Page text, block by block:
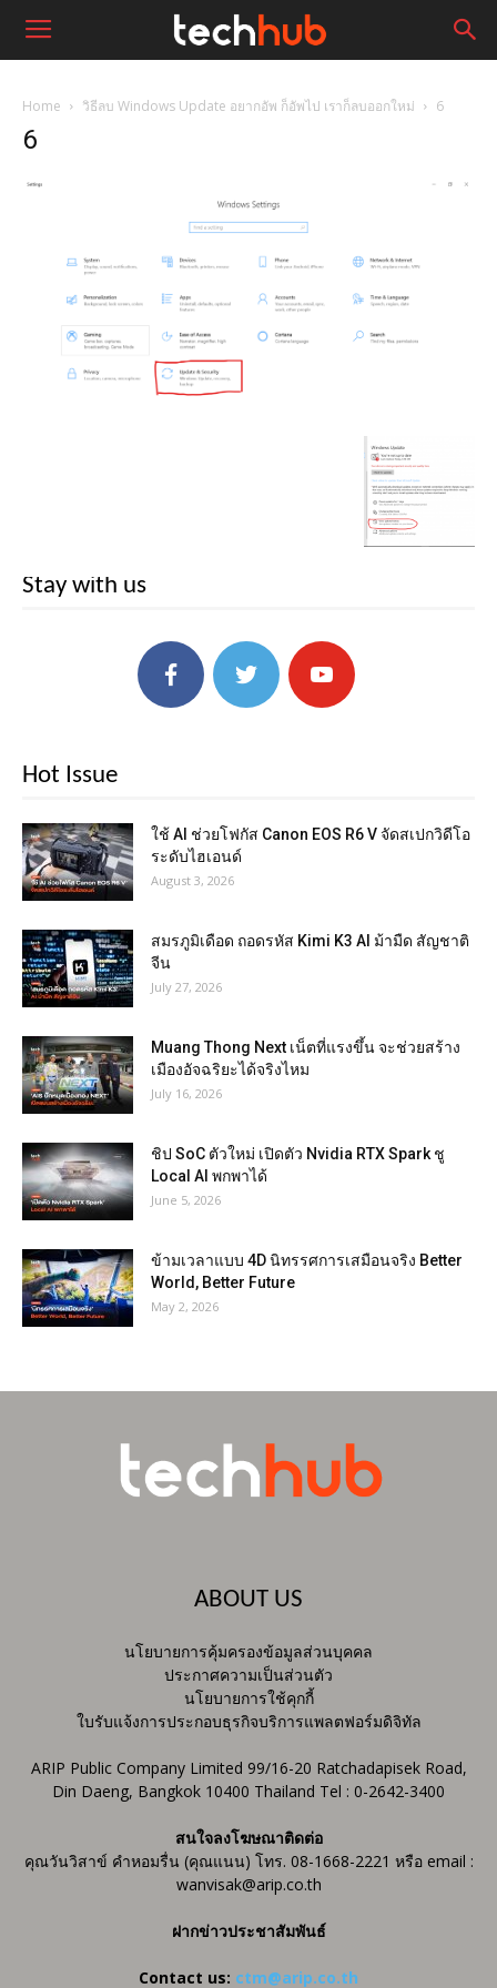
Home วิธีลบ Windows Update อยากอัพ ก็อัพไป เราก็ลบออกใหม่ 6
6
Stay with us
Hot Issue
ใช้ AI ช่วยโฟกัส Canon EOS R6 V จัดสเปกวิดีโอ
ระดับไฮเอนด์
August 3, 2026
สมรภูมิเดือด ถอดรหัส Kimi K3 AI ม้ามืด สัญชาติ
จีน
July 27, 2026
Muang Thong Next เน็ตที่แรงขึ้น จะช่วยสร้าง
เมืองอัจฉริยะได้จริงไหม
July 16, 2026
ชิป SoC ตัวใหม่ เปิดตัว Nvidia RTX Spark ชู
Local AI พกพาได้
June 5, 2026
ข้ามเวลาแบบ 4D นิทรรศการเสมือนจริง Better
World, Better Future
May 2, 2026
ABOUT US
นโยบายการคุ้มครองข้อมูลส่วนบุคคล
ประกาศความเป็นส่วนตัว
นโยบายการใช้คุกกี้
ใบรับแจ้งการประกอบธุรกิจบริการแพลตฟอร์มดิจิทัล
ARIP Public Company Limited 99/16-20 Ratchadapisek Road,
Din Daeng, Bangkok 10400 Thailand Tel : 0-2642-3400
สนใจลงโฆษณาติดต่อ
คุณวันวิสาข์ คำหอมรื่น (คุณแนน) โทร. 08-1668-2221 หรือ email :
wanvisak@arip.co.th
ฝากข่าวประชาสัมพันธ์
Contact us: ctm@arip.co.th